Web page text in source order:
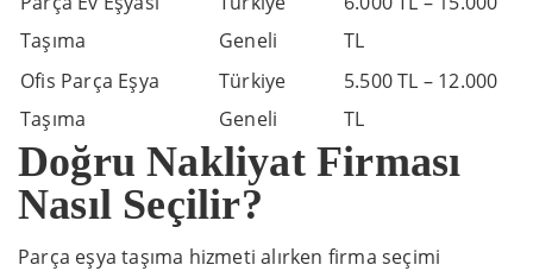
Taşıma
Geneli
TL
Ofis Parça Eşya
Taşıma
Türkiye
Geneli
5.500 TL – 12.000
TL
Doğru Nakliyat Firması
Nasıl Seçilir?
Parça eşya taşıma hizmeti alırken firma seçimi